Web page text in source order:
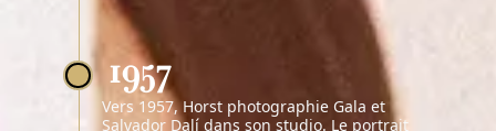
1957
Vers 1957, Horst photographie Gala et
Salvador Dalí dans son studio. Le portrait